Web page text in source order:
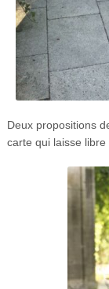
Deux propositions
carte qui laisse libre